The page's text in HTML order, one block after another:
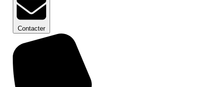
Contacter